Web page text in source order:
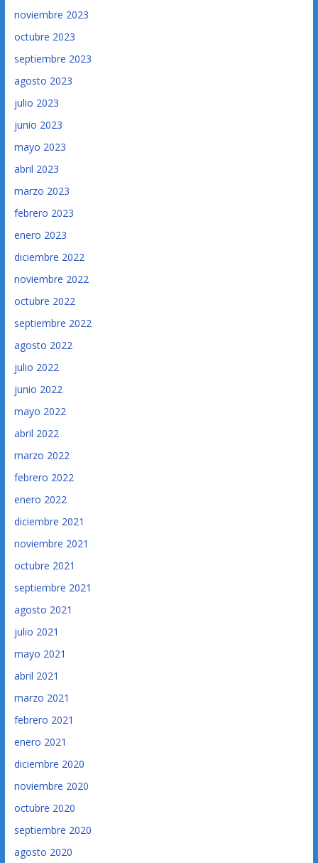
noviembre 2023
octubre 2023
septiembre 2023
agosto 2023
julio 2023
junio 2023
mayo 2023
abril 2023
marzo 2023
febrero 2023
enero 2023
diciembre 2022
noviembre 2022
octubre 2022
septiembre 2022
agosto 2022
julio 2022
junio 2022
mayo 2022
abril 2022
marzo 2022
febrero 2022
enero 2022
diciembre 2021
noviembre 2021
octubre 2021
septiembre 2021
agosto 2021
julio 2021
mayo 2021
abril 2021
marzo 2021
febrero 2021
enero 2021
diciembre 2020
noviembre 2020
octubre 2020
septiembre 2020
agosto 2020